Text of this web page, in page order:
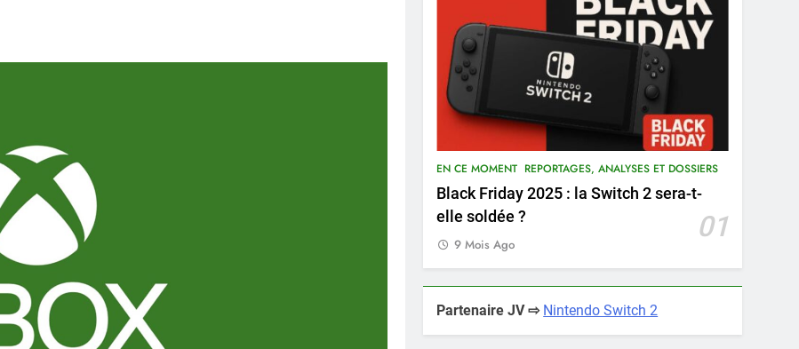
EN CE MOMENT REPORTAGES, ANALYSES ET DOSSIERS
Black Friday 2025 : la Switch 2 sera-t-
elle soldée ?
01
9 Mois Ago
Partenaire JV ⇨ Nintendo Switch 2